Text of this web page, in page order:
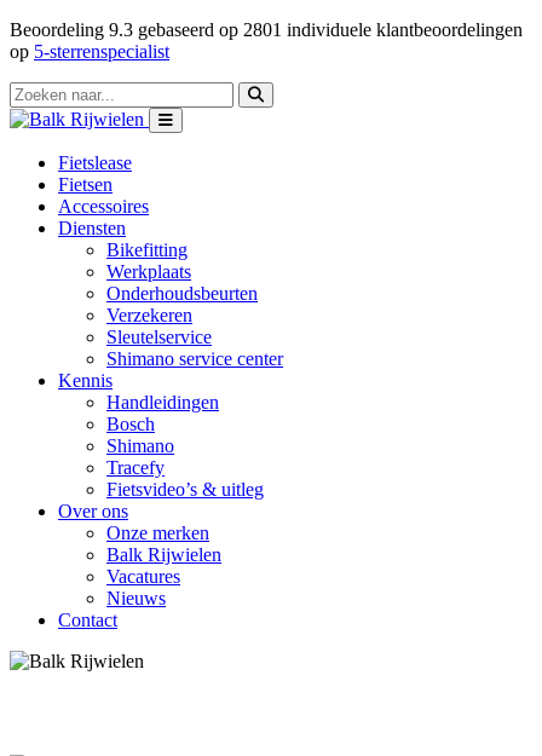
Beoordeling 9.3 gebaseerd op 2801 individuele klantbeoordelingen
op 5-sterrenspecialist
Fietslease
Fietsen
Accessoires
Diensten
Bikefitting
Werkplaats
Onderhoudsbeurten
Verzekeren
Sleutelservice
Shimano service center
Kennis
Handleidingen
Bosch
Shimano
Tracefy
Fietsvideo’s & uitleg
Over ons
Onze merken
Balk Rijwielen
Vacatures
Nieuws
Contact